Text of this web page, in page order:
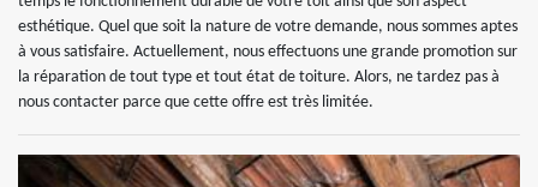
esthétique. Quel que soit la nature de votre demande, nous sommes aptes
à vous satisfaire. Actuellement, nous effectuons une grande promotion sur
la réparation de tout type et tout état de toiture. Alors, ne tardez pas à
nous contacter parce que cette offre est très limitée.